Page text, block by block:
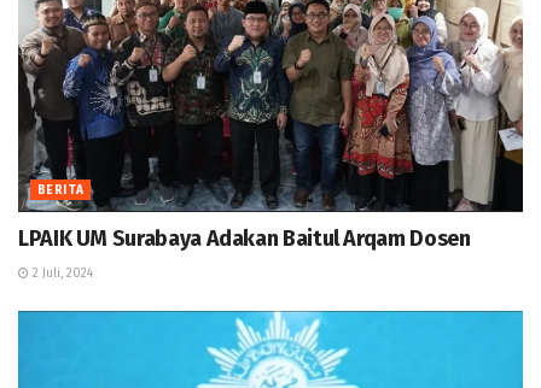
BERITA
LPAIK UM Surabaya Adakan Baitul Arqam Dosen
2 Juli, 2024